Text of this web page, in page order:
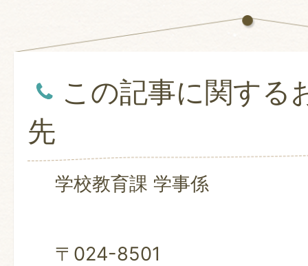
この記事に関する
先
学校教育課 学事係
〒024-8501